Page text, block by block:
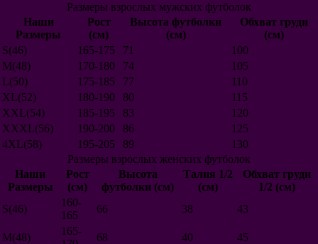
Саудовская Аравия
Иран
Чили
Турция
Ирландия
Чехия
Словакия
Венгрия
Северная Ирландия
Австрия
Финляндия
Албания
Размеры взрослых мужских футболок
Наши
Размеры
Рост
(см)
Высота футболки
(см)
Обхват груди
(см)
S(46)
165-175 71
100
M(48)
170-180 74
105
L(50)
175-185 77
110
XL(52)
180-190 80
115
XXL(54)
185-195 83
120
XXXL(56)
190-200 86
125
4XL(58)
195-205 89
130
Размеры взрослых женских футболок
Наши
Размеры
Рост
(см)
Высота
футболки (см)
Талия 1/2
(см)
Обхват груди
1/2 (см)
S(46)
160-
165
66 38 43
M(48)
165-
68 40 45